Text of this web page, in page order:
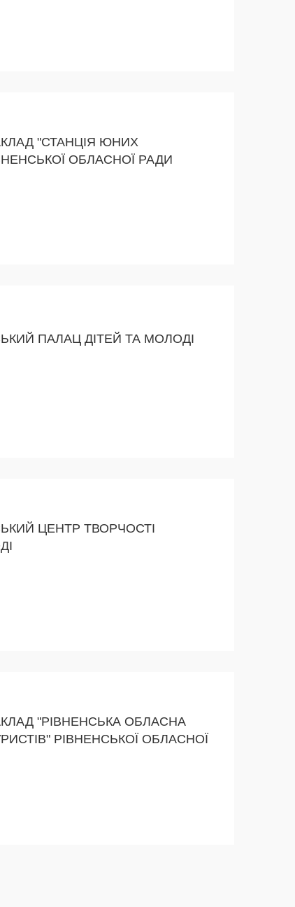
"СТАНЦІЯ ЮНИХ
ОБЛАСНОЇ РАДИ
ПАЛАЦ ДІТЕЙ ТА МОЛОДІ
ЦЕНТР ТВОРЧОСТІ
"РІВНЕНСЬКА ОБЛАСНА
РІВНЕНСЬКОЇ ОБЛАСНОЇ